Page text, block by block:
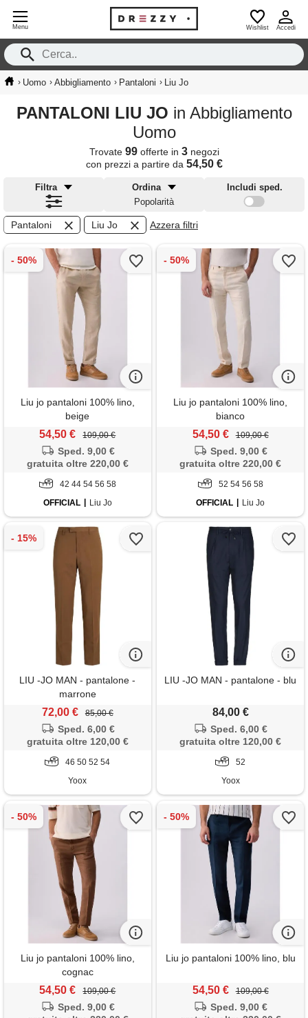
Menu Wishlist Accedi
› Uomo › Abbigliamento › Pantaloni › Liu Jo
PANTALONI LIU JO in Abbigliamento
Uomo
Trovate 99offerte in 3negozi
con prezzi a partire da 54,50 €
Filtra
Ordina
Popolarità
Includi sped.
Pantaloni Liu Jo Azzera filtri
Liu jo pantaloni 100% lino,
beige
54,50 € 109,00 €
Sped. 9,00 €
gratuita oltre 220,00 €
42 44 54 56 58
OFFICIAL
Liu Jo
Liu jo pantaloni 100% lino,
bianco
54,50 € 109,00 €
Sped. 9,00 €
gratuita oltre 220,00 €
52 54 56 58
OFFICIAL
Liu Jo
LIU -JO MAN - pantalone -
marrone
72,00 € 85,00 €
Sped. 6,00 €
gratuita oltre 120,00 €
46 50 52 54
Yoox
LIU -JO MAN - pantalone - blu
84,00 €
Sped. 6,00 €
gratuita oltre 120,00 €
52
Yoox
Liu jo pantaloni 100% lino,
cognac
54,50 € 109,00 €
Sped. 9,00 €
Liu jo pantaloni 100% lino, blu
54,50 € 109,00 €
Sped. 9,00 €